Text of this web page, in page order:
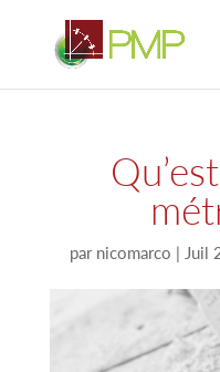
parnicomarco | Juil